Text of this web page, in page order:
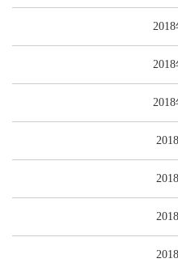
2018
2018
2018